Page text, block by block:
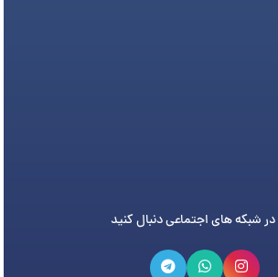
در شبکه های اجتماعی دنبال کنید